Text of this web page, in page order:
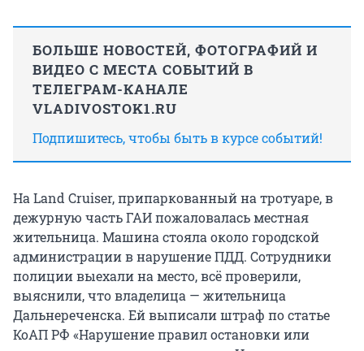
БОЛЬШЕ НОВОСТЕЙ, ФОТОГРАФИЙ И
ВИДЕО С МЕСТА СОБЫТИЙ В
ТЕЛЕГРАМ-КАНАЛЕ
VLADIVOSTOK1.RU
Подпишитесь, чтобы быть в курсе событий!
На Land Cruiser, припаркованный на тротуаре, в
дежурную часть ГАИ пожаловалась местная
жительница. Машина стояла около городской
администрации в нарушение ПДД. Сотрудники
полиции выехали на место, всё проверили,
выяснили, что владелица — жительница
Дальнереченска. Ей выписали штраф по статье
КоАП РФ «Нарушение правил остановки или